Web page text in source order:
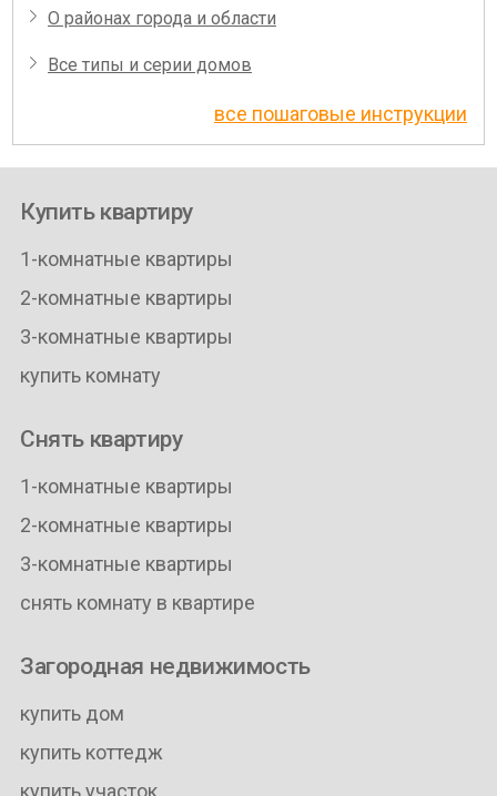
О районах города и области
Все типы и серии домов
все пошаговые инструкции
Купить квартиру
1-комнатные квартиры
2-комнатные квартиры
3-комнатные квартиры
купить комнату
Снять квартиру
1-комнатные квартиры
2-комнатные квартиры
3-комнатные квартиры
снять комнату в квартире
Загородная недвижимость
купить дом
купить коттедж
купить участок